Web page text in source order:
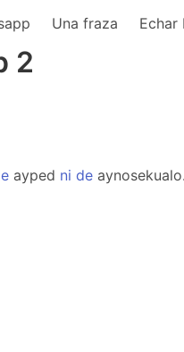
Una fraza Echar
2
ayped ni de